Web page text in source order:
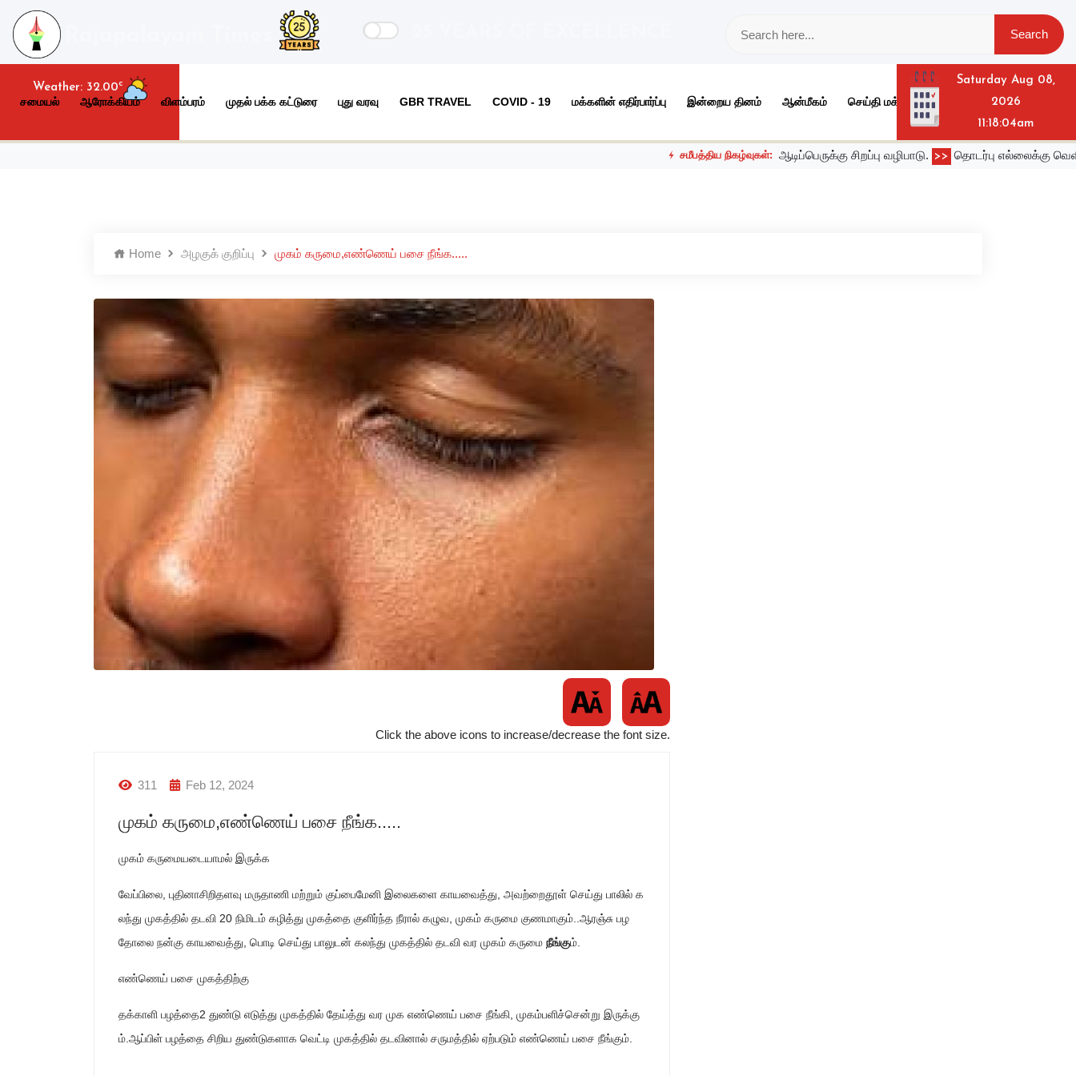
Weather: 32.00c
சமையல் ஆரோக்கியம் விளம்பரம் முதல் பக்க கட்டுரை புது வரவு GBR TRAVEL COVID - 19 மக்களின் எதிர்பார்ப்பு இன்றைய தினம் ஆன்மீகம் செய்தி மக்கள் தொடர்பு அலுவலகம் விருதுநகர்
Saturday Aug 08,
2026
11:18:04am
சமீபத்திய நிகழ்வுகள்: ஆடிப்பெருக்கு சிறப்பு வழிபாடு. >> தொடர்பு எல்லைக்கு வெளியே
Home அழகுக் குறிப்பு முகம் கருமை,எண்ணெய் பசை நீங்க.....
Click the above icons to increase/decrease the font size.
311 Feb 12, 2024
முகம் கருமை,எண்ணெய் பசை நீங்க.....
முகம் கருமையடையாமல் இருக்க
வேப்பிலை, புதினாசிறிதளவு மருதாணி மற்றும் குப்பைமேனி இலைகளை காயவைத்து, அவற்றைதூள் செய்து பாலில் க
லந்து முகத்தில் தடவி 20 நிமிடம் கழித்து முகத்தை குளிர்ந்த நீரால் கழுவ, முகம் கருமை குணமாகும்..ஆரஞ்சு பழ
தோலை நன்கு காயவைத்து, பொடி செய்து பாலுடன் கலந்து முகத்தில் தடவி வர முகம் கருமை நீங்கும்.
எண்ணெய் பசை முகத்திற்கு
தக்காளி பழத்தை2 துண்டு எடுத்து முகத்தில் தேய்த்து வர முக எண்ணெய் பசை நீங்கி, முகம்பளிச்சென்று இருக்கு
ம்.ஆப்பிள் பழத்தை சிறிய துண்டுகளாக வெட்டி முகத்தில் தடவினால் சருமத்தில் ஏற்படும் எண்ணெய் பசை நீங்கும்.